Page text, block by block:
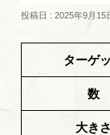
投稿日 : 2025年9月15
ターゲ
数
大きさ